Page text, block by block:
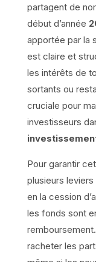
partagent de
début d’année
apportée par la
est claire et
les intérêts de
sortants ou
cruciale pour
investisseurs
Pour garantir
plusieurs
en la cession
les fonds sont
racheter les